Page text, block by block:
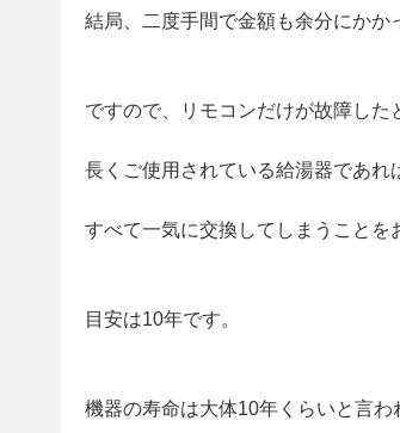
結局、二度手間で金額も余分にかか
ですので、リモコンだけが故障した
長くご使用されている給湯器であれ
すべて一気に交換してしまうことを
目安は10年です。
機器の寿命は大体10年くらいと言わ